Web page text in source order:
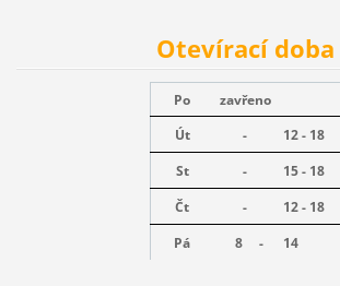
Otevírací doba
Po
zavřeno
Út
-
12 - 18
St
-
15 - 18
Čt
-
12 - 18
Pá
8 - 14